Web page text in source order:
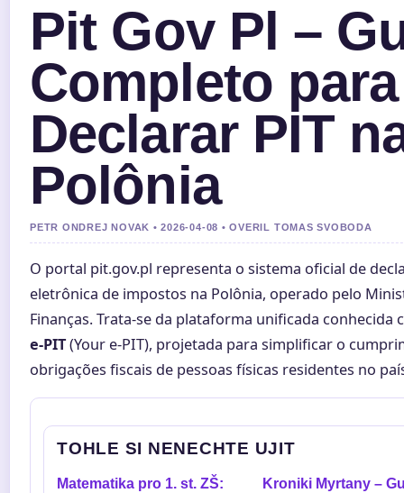
Pit Gov Pl –
Completo para
Declarar PIT
Polônia
PETR ONDREJ NOVAK • 2026-04-08 • OVERIL TOMAS SVOBODA
O portal pit.gov.pl representa o sistema oficial de
eletrônica de impostos na Polônia, operado pelo
Finanças. Trata-se da plataforma unificada conhecida
e-PIT(Your e-PIT), projetada para simplificar o
obrigações fiscais de pessoas físicas residentes no
TOHLE SI NENECHTE UJIT
Matematika pro 1. st. ZŠ:
Kroniki Myrtany –